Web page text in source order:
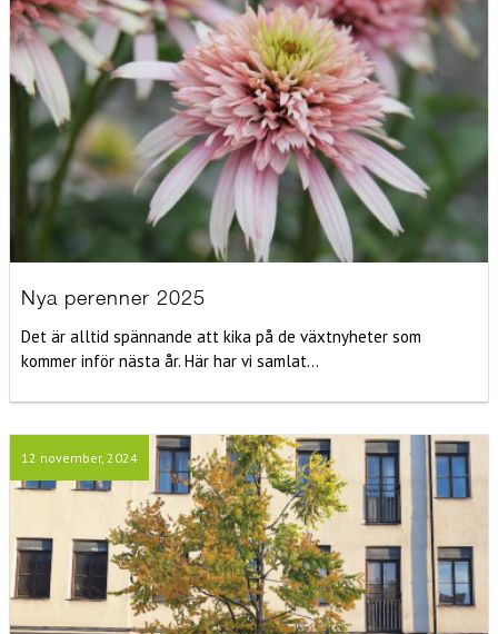
Nya perenner 2025
Det är alltid spännande att kika på de växtnyheter som
kommer inför nästa år. Här har vi samlat...
12 november, 2024